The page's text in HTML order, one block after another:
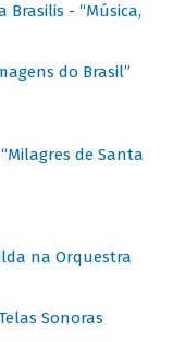
Brasilis - “Música,
do Brasil”
de Santa
na Orquestra
Sonoras